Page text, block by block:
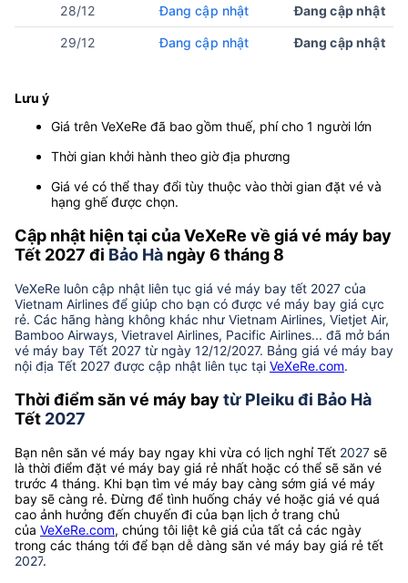
28/12 Đang cập nhật Đang cập nhật
29/12 Đang cập nhật Đang cập nhật
Lưu ý
Giá trên VeXeRe đã bao gồm thuế, phí cho 1 người lớn
Thời gian khởi hành theo giờ địa phương
Giá vé có thể thay đổi tùy thuộc vào thời gian đặt vé và
hạng ghế được chọn.
Cập nhật hiện tại của VeXeRe về giá vé máy bay
Tết 2027 đi Bảo Hà ngày 6 tháng 8
VeXeRe luôn cập nhật liên tục giá vé máy bay tết 2027 của
Vietnam Airlines để giúp cho bạn có được vé máy bay giá cực
rẻ. Các hãng hàng không khác như Vietnam Airlines, Vietjet Air,
Bamboo Airways, Vietravel Airlines, Pacific Airlines... đã mở bán
vé máy bay Tết 2027 từ ngày 12/12/2027. Bảng giá vé máy bay
nội địa Tết 2027 được cập nhật liên tục tại VeXeRe.com.
Thời điểm săn vé máy bay từ Pleiku đi Bảo Hà
Tết 2027
Bạn nên săn vé máy bay ngay khi vừa có lịch nghỉ Tết 2027 sẽ
là thời điểm đặt vé máy bay giá rẻ nhất hoặc có thể sẽ săn vé
trước 4 tháng. Khi bạn tìm vé máy bay càng sớm giá vé máy
bay sẽ càng rẻ. Đừng để tình huống cháy vé hoặc giá vé quá
cao ảnh hưởng đến chuyến đi của bạn lịch ở trang chủ
của VeXeRe.com, chúng tôi liệt kê giá của tất cả các ngày
trong các tháng tới để bạn dễ dàng săn vé máy bay giá rẻ tết
2027.